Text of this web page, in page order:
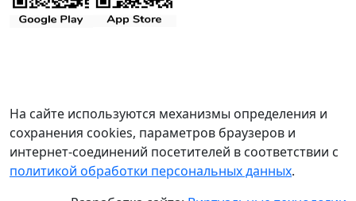
На сайте используются механизмы определения и
сохранения cookies, параметров браузеров и
интернет-соединений посетителей в соответствии с
политикой обработки персональных данных.